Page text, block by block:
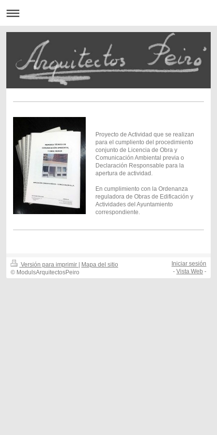
Proyecto de Actividad que se realizan
para el cumpliento del procedimiento
conjunto de Licencia de Obra y
Comunicación Ambiental previa o
Declaración Responsable para la
apertura de actividad.
En cumplimiento con la Ordenanza
reguladora de Obras de Edificación y
Actividades del Ayuntamiento
correspondiente.
Versión para imprimir | Mapa del sitio
© ModulsArquitectosPeiro
Iniciar sesión
-Vista Web -